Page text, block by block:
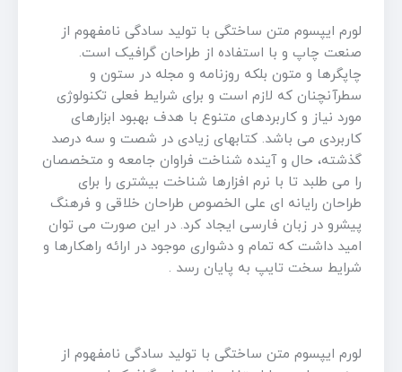
لورم ایپسوم متن ساختگی با تولید سادگی نامفهوم از
صنعت چاپ و با استفاده از طراحان گرافیک است.
چاپگرها و متون بلکه روزنامه و مجله در ستون و
سطرآنچنان که لازم است و برای شرایط فعلی تکنولوژی
مورد نیاز و کاربردهای متنوع با هدف بهبود ابزارهای
کاربردی می باشد. کتابهای زیادی در شصت و سه درصد
گذشته، حال و آینده شناخت فراوان جامعه و متخصصان
را می طلبد تا با نرم افزارها شناخت بیشتری را برای
طراحان رایانه ای علی الخصوص طراحان خلاقی و فرهنگ
پیشرو در زبان فارسی ایجاد کرد. در این صورت می توان
امید داشت که تمام و دشواری موجود در ارائه راهکارها و
شرایط سخت تایپ به پایان رسد .
لورم ایپسوم متن ساختگی با تولید سادگی نامفهوم از